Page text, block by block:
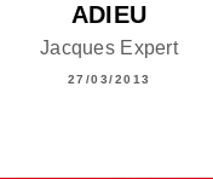
ADIEU
Jacques Expert
27/03/2013